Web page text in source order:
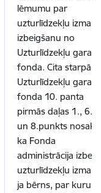
lēmumu par
uzturlīdzekļu
izbeigšanu no
Uzturlīdzekļu
fonda. Cita starpā
Uzturlīdzekļu
fonda 10. panta
pirmās daļas 1., 6.,
un 8.punkts
ka Fonda
administrācija
uzturlīdzekļu
ja bērns, par kuru